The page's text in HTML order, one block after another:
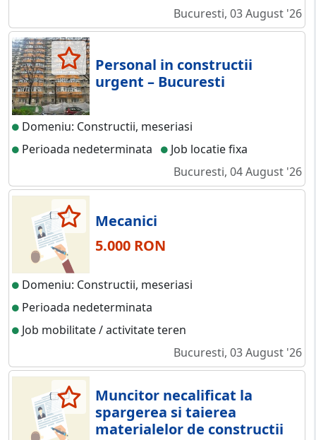
Bucuresti, 03 August '26
Personal in constructii
urgent – Bucuresti
Domeniu: Constructii, meseriasi
Perioada nedeterminata
Job locatie fixa
Bucuresti, 04 August '26
Mecanici
5.000 RON
Domeniu: Constructii, meseriasi
Perioada nedeterminata
Job mobilitate / activitate teren
Bucuresti, 03 August '26
Muncitor necalificat la
spargerea si taierea
materialelor de constructii